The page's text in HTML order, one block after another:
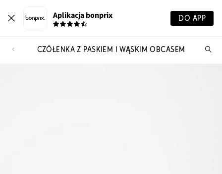
Aplikacja bonprix DO APP
CZÓŁENKA Z PASKIEM I WĄSKIM OBCASEM